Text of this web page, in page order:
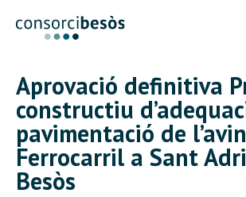
Aprovació definitiva
constructiu
pavimentació de
Ferrocarril a Sant
Besòs